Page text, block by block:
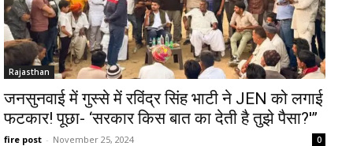
Rajasthan
जनसुनवाई में गुस्से में रविंद्र सिंह भाटी ने JEN को लगाई
फटकार! पूछा- ‘सरकार किस बात का देती है तुझे पैसा?'”
fire post - November 25, 2024 0